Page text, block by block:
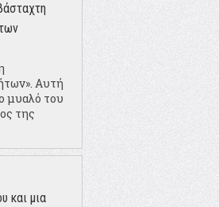
Αυτή
μυαλό του
της
και μια